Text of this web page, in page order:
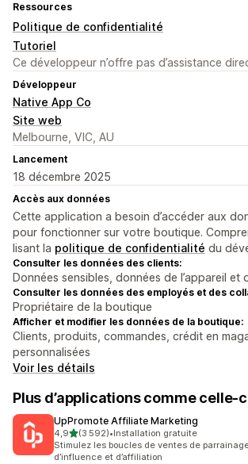
Ressources
Politique de confidentialité
Tutoriel
Ce développeur n’offre pas d’assistance
Développeur
Native App Co
Site web
Melbourne, VIC, AU
Lancement
18 décembre 2025
Accès aux données
Cette application a besoin d’accéder aux
pour fonctionner sur votre boutique.
lisant la politique de confidentialité du
Consulter les données des clients:
Données sensibles, données de l’appareil et
Consulter les données des employés et des
Propriétaire de la boutique
Afficher et modifier les données de la boutique:
Clients, produits, commandes, crédit en
personnalisées
Voir les détails
Plus d’applications comme celle-
UpPromote Affiliate Marketing
4,9étoile(s) sur 5
(3 592)
3592 avis au total
•Installation gratuite
Stimulez les boucles de ventes de
d’influence et d’affiliation